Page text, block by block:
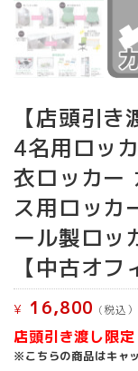
【店頭引
4名用ロッ
衣ロッカー
ス用ロッカ
ール製ロッ
【中古オフ
¥ 16,800 (税込）
店頭引き渡し限定
※こちらの商品はキャ